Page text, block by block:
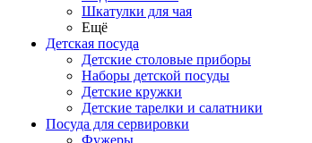
Шкатулки для чая
Ещё
Детская посуда
Детские столовые приборы
Наборы детской посуды
Детские кружки
Детские тарелки и салатники
Посуда для сервировки
Фужеры